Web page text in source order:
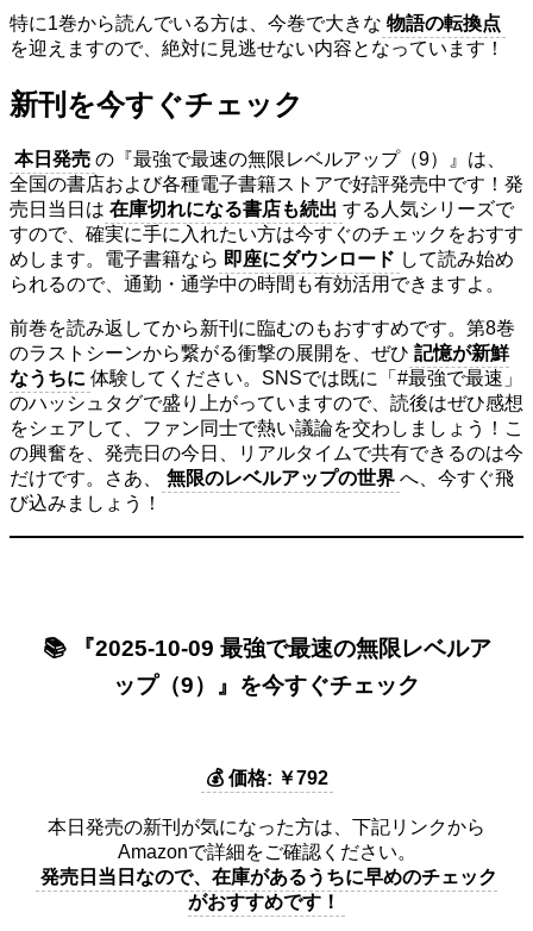
特に1巻から読んでいる方は、今巻で大きな 物語の転換点
を迎えますので、絶対に見逃せない内容となっています！
新刊を今すぐチェック
本日発売 の『最強で最速の無限レベルアップ（9）』は、
全国の書店および各種電子書籍ストアで好評発売中です！発
売日当日は 在庫切れになる書店も続出 する人気シリーズで
すので、確実に手に入れたい方は今すぐのチェックをおすす
めします。電子書籍なら 即座にダウンロード して読み始め
られるので、通勤・通学中の時間も有効活用できますよ。
前巻を読み返してから新刊に臨むのもおすすめです。第8巻
のラストシーンから繋がる衝撃の展開を、ぜひ 記憶が新鮮
なうちに 体験してください。SNSでは既に「#最強で最速」
のハッシュタグで盛り上がっていますので、読後はぜひ感想
をシェアして、ファン同士で熱い議論を交わしましょう！こ
の興奮を、発売日の今日、リアルタイムで共有できるのは今
だけです。さあ、
無限のレベルアップの世界 へ、今すぐ飛
び込みましょう！
📚 『2025-10-09 最強で最速の無限レベルア
ップ（9）』を今すぐチェック
💰 価格: ￥792
本日発売の新刊が気になった方は、下記リンクから
Amazonで詳細をご確認ください。
発売日当日なので、在庫があるうちに早めのチェック
がおすすめです！